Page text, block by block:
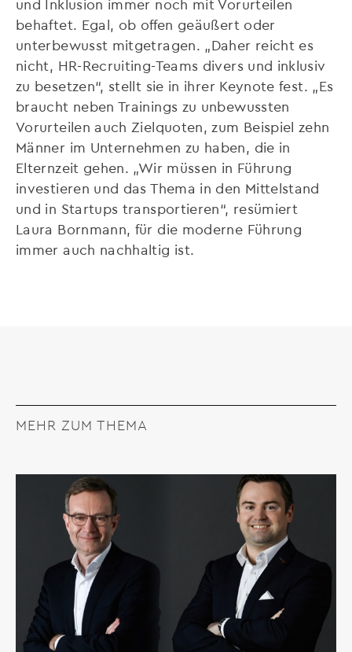
und Inklusion immer noch mit Vorurteilen
behaftet. Egal, ob offen geäußert oder
unterbewusst mitgetragen. „Daher reicht es
nicht, HR-Recruiting-Teams divers und inklusiv
zu besetzen“, stellt sie in ihrer Keynote fest. „Es
braucht neben Trainings zu unbewussten
Vorurteilen auch Zielquoten, zum Beispiel zehn
Männer im Unternehmen zu haben, die in
Elternzeit gehen. „Wir müssen in Führung
investieren und das Thema in den Mittelstand
und in Startups transportieren“, resümiert
Laura Bornmann, für die moderne Führung
immer auch nachhaltig ist.
MEHR ZUM THEMA